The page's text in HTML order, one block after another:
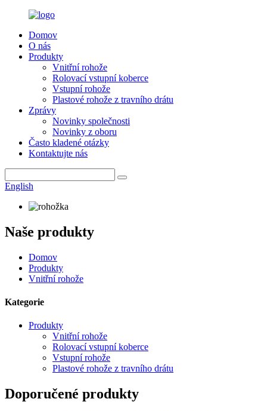
Domov
O nás
Produkty
Vnitřní rohože
Rolovací vstupní koberce
Vstupní rohože
Plastové rohože z travního drátu
Zprávy
Novinky společnosti
Novinky z oboru
Často kladené otázky
Kontaktujte nás
English
Naše produkty
Domov
Produkty
Vnitřní rohože
Kategorie
Produkty
Vnitřní rohože
Rolovací vstupní koberce
Vstupní rohože
Plastové rohože z travního drátu
Doporučené produkty